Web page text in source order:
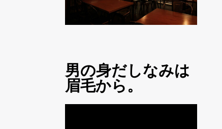
男の身だしなみは
眉毛から。